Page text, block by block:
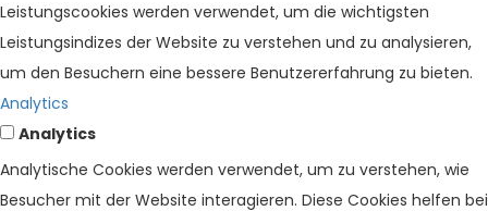
Leistungscookies werden verwendet, um die wichtigsten
Leistungsindizes der Website zu verstehen und zu analysieren,
um den Besuchern eine bessere Benutzererfahrung zu bieten.
Analytics
Analytics
Analytische Cookies werden verwendet, um zu verstehen, wie
Besucher mit der Website interagieren. Diese Cookies helfen bei